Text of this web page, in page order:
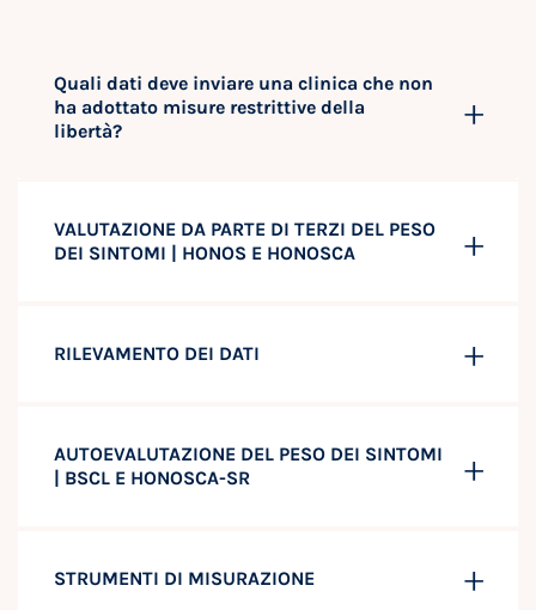
Quali dati deve inviare una clinica che non
ha adottato misure restrittive della
libertà?
VALUTAZIONE DA PARTE DI TERZI DEL PESO
DEI SINTOMI | HONOS E HONOSCA
RILEVAMENTO DEI DATI
AUTOEVALUTAZIONE DEL PESO DEI SINTOMI
| BSCL E HONOSCA-SR
STRUMENTI DI MISURAZIONE